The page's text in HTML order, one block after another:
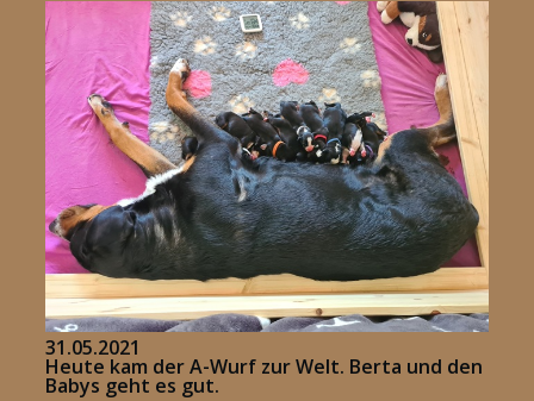
31.05.2021
Heute kam der A-Wurf zur Welt. Berta und den
Babys geht es gut.